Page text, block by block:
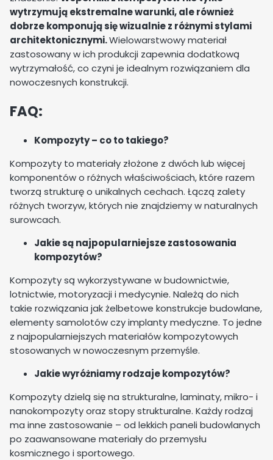
wytrzymują ekstremalne warunki, ale również
dobrze komponują się wizualnie z różnymi stylami
architektonicznymi.Wielowarstwowy materiał
zastosowany w ich produkcji zapewnia dodatkową
wytrzymałość, co czyni je idealnym rozwiązaniem dla
nowoczesnych konstrukcji.
FAQ:
Kompozyty – co to takiego?
Kompozyty to materiały złożone z dwóch lub więcej
komponentów o różnych właściwościach, które razem
tworzą strukturę o unikalnych cechach. Łączą zalety
różnych tworzyw, których nie znajdziemy w naturalnych
surowcach.
Jakie są najpopularniejsze zastosowania
kompozytów?
Kompozyty są wykorzystywane w budownictwie,
lotnictwie, motoryzacji i medycynie. Należą do nich
takie rozwiązania jak żelbetowe konstrukcje budowlane,
elementy samolotów czy implanty medyczne. To jedne
z najpopularniejszych materiałów kompozytowych
stosowanych w nowoczesnym przemyśle.
Jakie wyróżniamy rodzaje kompozytów?
Kompozyty dzielą się na strukturalne, laminaty, mikro- i
nanokompozyty oraz stopy strukturalne. Każdy rodzaj
ma inne zastosowanie – od lekkich paneli budowlanych
po zaawansowane materiały do przemysłu
kosmicznego i sportowego.